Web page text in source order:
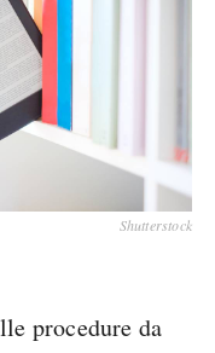
Shutterstock
procedure da